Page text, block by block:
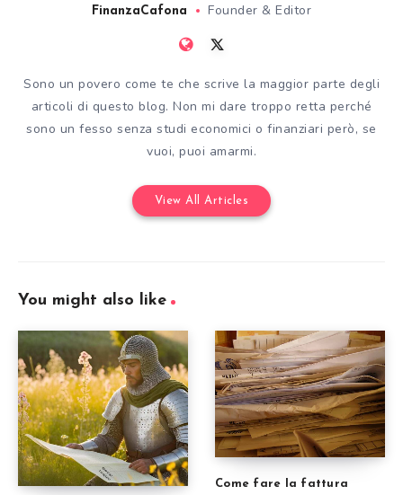
FinanzaCafona Founder & Editor
Sono un povero come te che scrive la maggior parte degli
articoli di questo blog. Non mi dare troppo retta perché
sono un fesso senza studi economici o finanziari però, se
vuoi, puoi amarmi.
View All Articles
You might also like
Come fare la fattura